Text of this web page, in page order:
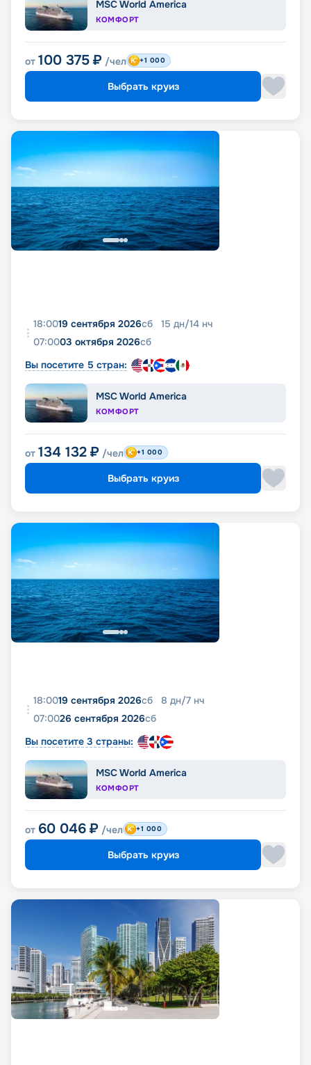
MSC World America
КОМФОРТ
от 100 375 ₽ /чел +1 000
Выбрать круиз
18:0019 сентября 2026сб 15 дн/14 нч
07:0003 октября 2026сб
Вы посетите 5 стран:
MSC World America
КОМФОРТ
от 134 132 ₽ /чел +1 000
Выбрать круиз
18:0019 сентября 2026сб 8 дн/7 нч
07:0026 сентября 2026сб
Вы посетите 3 страны:
MSC World America
КОМФОРТ
от 60 046 ₽ /чел +1 000
Выбрать круиз